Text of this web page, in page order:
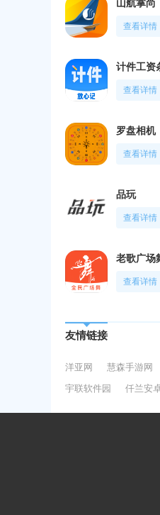
山航掌尚
查看详情
计件工资
查看详情
罗盘相机
查看详情
品玩
查看详情
老歌广场
查看详情
友情链接
洋亚网 慧森手游网
宇联软件园
仟兰安